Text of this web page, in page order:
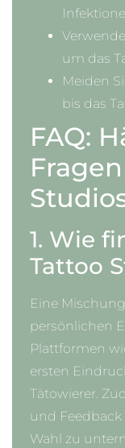
um das
Meiden
bis das
FAQ:
1. Wie
Tattoo
Eine
persönlichen
Plattformen
ersten
Tätowierer.
und
Wahl zu